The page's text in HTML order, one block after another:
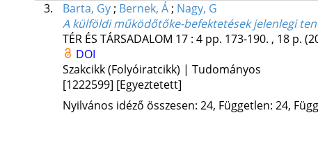
3.
Barta, Gy; Bernek, Á; Nagy, G
A külföldi működőtőke-befektetések jelenlegi
TÉR ÉS TÁRSADALOM 17: 4 pp. 173-190. , 18 p.
DOI
Szakcikk (Folyóiratcikk) | Tudományos
[1222599] [Egyeztetett]
Nyilvános idéző összesen: 24, Független: 24,